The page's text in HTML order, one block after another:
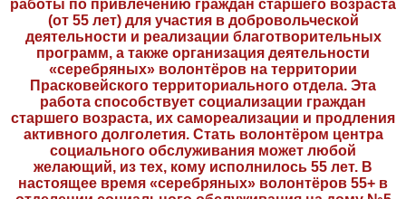
работы по привлечению граждан старшего возраста
(от 55 лет) для участия в добровольческой
деятельности и реализации благотворительных
программ, а также организация деятельности
«серебряных» волонтёров на территории
Прасковейского территориального отдела. Эта
работа способствует социализации граждан
старшего возраста, их самореализации и продления
активного долголетия. Стать волонтёром центра
социального обслуживания может любой
желающий, из тех, кому исполнилось 55 лет. В
настоящее время «серебряных» волонтёров 55+ в